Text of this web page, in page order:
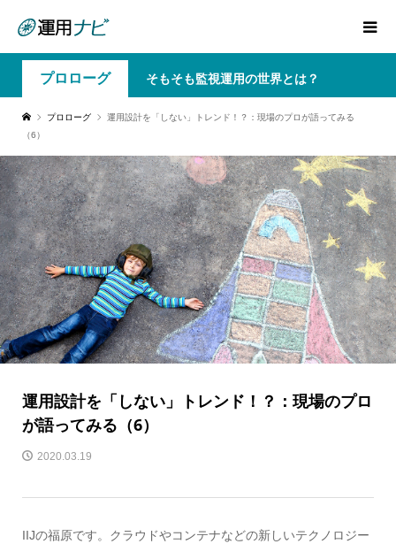
プロローグ そもそも監視運用の世界とは？
プロローグ
運用設計を「しない」トレンド！？：現場のプロが語ってみる
（6）
運用設計を「しない」トレンド！？：現場のプロ
が語ってみる（6）
2020.03.19
IIJの福原です。クラウドやコンテナなどの新しいテクノロジー